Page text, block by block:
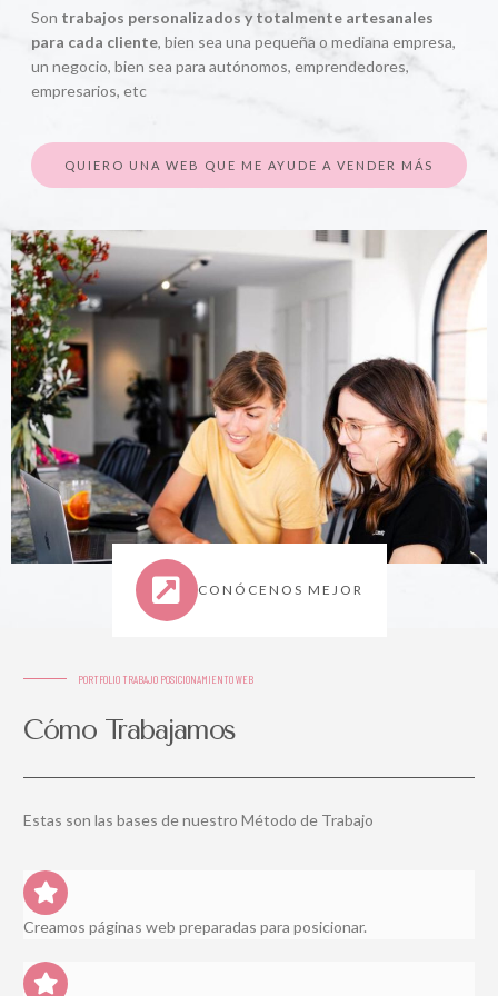
Son trabajos personalizados y totalmente artesanales
para cada cliente, bien sea una pequeña o mediana empresa,
un negocio, bien sea para autónomos, emprendedores,
empresarios, etc
QUIERO UNA WEB QUE ME AYUDE A VENDER MÁS
CONÓCENOS MEJOR
PORTFOLIO TRABAJO POSICIONAMIENTO WEB
Cómo Trabajamos
Estas son las bases de nuestro Método de Trabajo
Creamos páginas web preparadas para posicionar.​